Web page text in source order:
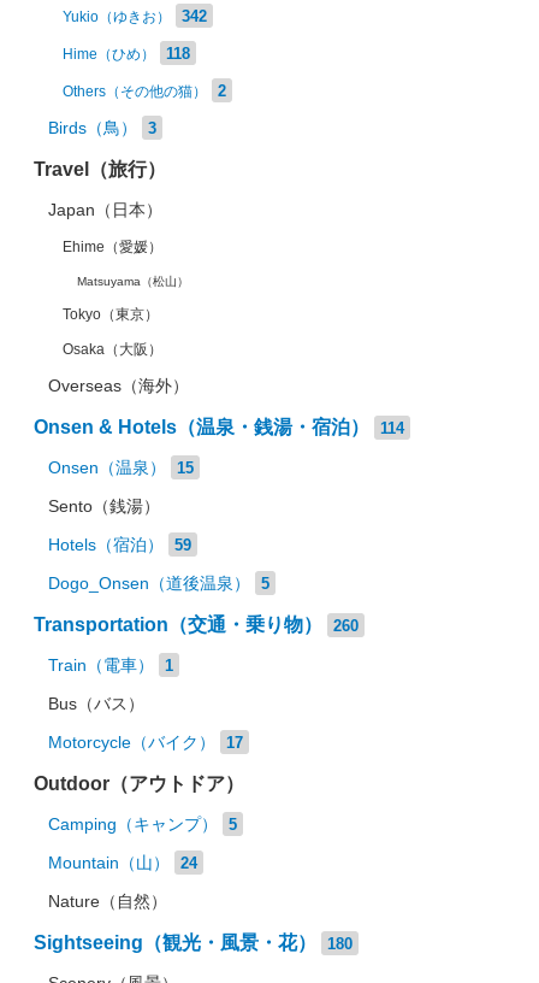
Yukio（ゆきお） 342
Hime（ひめ） 118
Others（その他の猫） 2
Birds（鳥） 3
Travel（旅行）
Japan（日本）
Ehime（愛媛）
Matsuyama（松山）
Tokyo（東京）
Osaka（大阪）
Overseas（海外）
Onsen & Hotels（温泉・銭湯・宿泊） 114
Onsen（温泉） 15
Sento（銭湯）
Hotels（宿泊） 59
Dogo_Onsen（道後温泉） 5
Transportation（交通・乗り物） 260
Train（電車） 1
Bus（バス）
Motorcycle（バイク） 17
Outdoor（アウトドア）
Camping（キャンプ） 5
Mountain（山） 24
Nature（自然）
Sightseeing（観光・風景・花） 180